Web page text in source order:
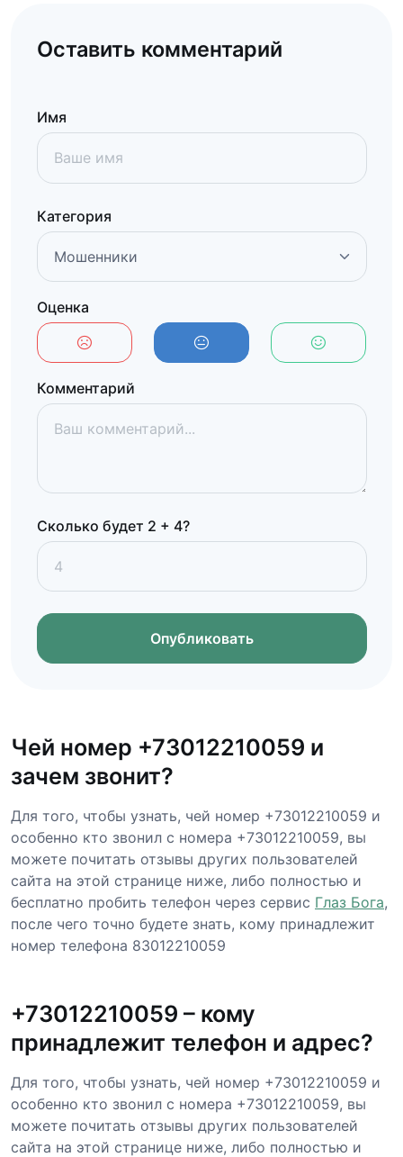
Оставить комментарий
Имя
Категория
Оценка
Комментарий
Сколько будет 2 + 4?
Опубликовать
Чей номер +73012210059 и
зачем звонит?
Для того, чтобы узнать, чей номер +73012210059 и
особенно кто звонил с номера +73012210059, вы
можете почитать отзывы других пользователей
сайта на этой странице ниже, либо полностью и
бесплатно пробить телефон через сервис Глаз Бога,
после чего точно будете знать, кому принадлежит
номер телефона 83012210059
+73012210059 – кому
принадлежит телефон и адрес?
Для того, чтобы узнать, чей номер +73012210059 и
особенно кто звонил с номера +73012210059, вы
можете почитать отзывы других пользователей
сайта на этой странице ниже, либо полностью и